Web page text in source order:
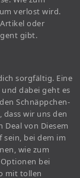
verlost wird.
oder
gibt.
sorgfältig. Eine
dabei geht es
Schnäppchen-
wir uns den
Deal von Diesem
sein, bei dem im
wie zum
bei
mit tollen